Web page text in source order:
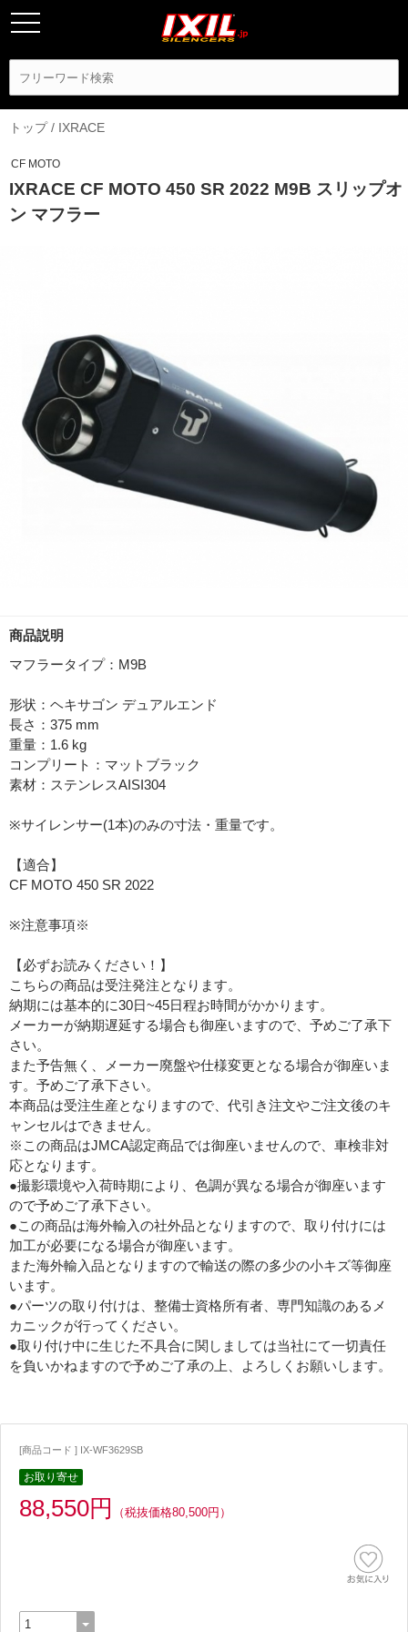
トップ/ IXRACE
CF MOTO
IXRACE CF MOTO 450 SR 2022 M9B スリップオ
ン マフラー
商品説明
マフラータイプ：M9B
形状：ヘキサゴン デュアルエンド
長さ：375 mm
重量：1.6 kg
コンプリート：マットブラック
素材：ステンレスAISI304
※サイレンサー(1本)のみの寸法・重量です。
【適合】
CF MOTO 450 SR 2022
※注意事項※
【必ずお読みください！】
こちらの商品は受注発注となります。
納期には基本的に30日~45日程お時間がかかります。
メーカーが納期遅延する場合も御座いますので、予めご了承下
さい。
また予告無く、メーカー廃盤や仕様変更となる場合が御座いま
す。予めご了承下さい。
本商品は受注生産となりますので、代引き注文やご注文後のキ
ャンセルはできません。
※この商品はJMCA認定商品では御座いませんので、車検非対
応となります。
●撮影環境や入荷時期により、色調が異なる場合が御座います
ので予めご了承下さい。
●この商品は海外輸入の社外品となりますので、取り付けには
加工が必要になる場合が御座います。
また海外輸入品となりますので輸送の際の多少の小キズ等御座
います。
●パーツの取り付けは、整備士資格所有者、専門知識のあるメ
カニックが行ってください。
●取り付け中に生じた不具合に関しましては当社にて一切責任
を負いかねますので予めご了承の上、よろしくお願いします。
[商品コード ] IX-WF3629SB
お取り寄せ
88,550円 （税抜価格80,500円）